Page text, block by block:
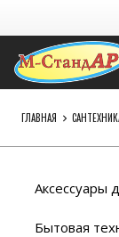
ГЛАВНАЯ
Аксессуары
Бытовая